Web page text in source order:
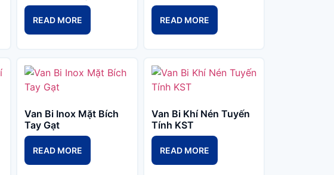
READ MORE READ MORE
Van Bi Inox Mặt Bích
Tay Gạt
READ MORE
Van Bi Khí Nén Tuyến
Tính KST
READ MORE